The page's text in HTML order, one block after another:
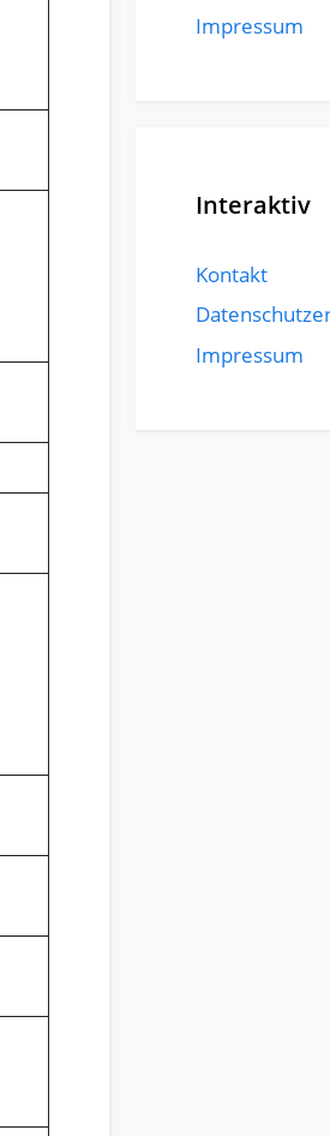
Impressum
Interaktiv
Kontakt
Impressum